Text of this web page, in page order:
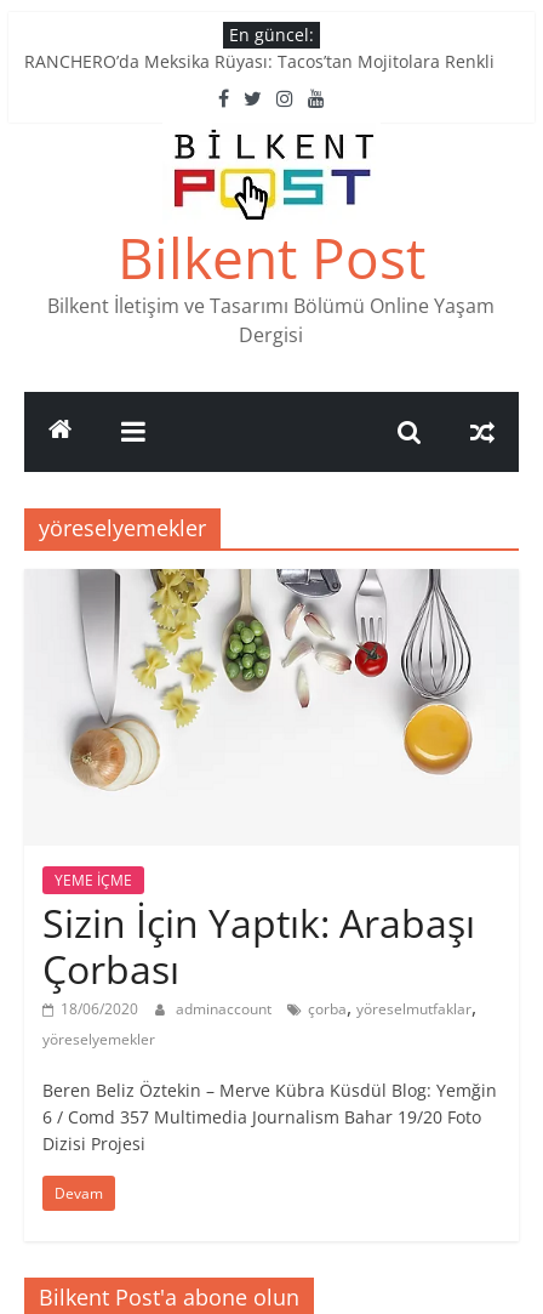
to
En güncel:
RANCHERO’da Meksika Rüyası: Tacos’tan Mojitolara Renkli
Ankara’nın Ruhunu Notalarda Yaşatan 4 Müzik Durağı
Pullardaki tarih: PTT Pul Müzesi
Stamp Collectors Unite: Places to Find Stamps in Ankara
Tatlı Konuşalım: Ankara’nın 4 Köklü Pastanesi
Bilkent Post
Bilkent İletişim ve Tasarımı Bölümü Online Yaşam
Dergisi
yöreselyemekler
YEME İÇME
Sizin İçin Yaptık: Arabaşı
Çorbası
18/06/2020 adminaccount çorba, yöreselmutfaklar,
yöreselyemekler
Beren Beliz Öztekin – Merve Kübra Küsdül Blog: Yemğin
6 / Comd 357 Multimedia Journalism Bahar 19/20 Foto
Dizisi Projesi
Devam
Bilkent Post'a abone olun